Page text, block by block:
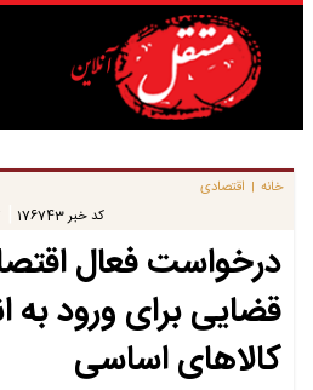
خانه | اقتصادی
کد خبر 176743
درخواست فعال
قضایی برای ورود به
کالاهای اساسی